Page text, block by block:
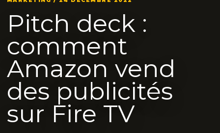
Pitch deck :
comment
Amazon vend
des publicités
sur Fire TV